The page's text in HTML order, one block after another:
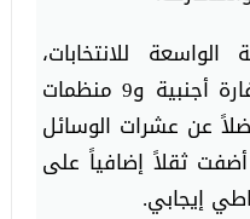
للانتخابات،
بمشاركة ممثلين عن 20 سفارة أجنبية و9 منظمات
فضلاً عن عشرات الوسائل
أضفت ثقلاً إضافياً على
إيجابي.